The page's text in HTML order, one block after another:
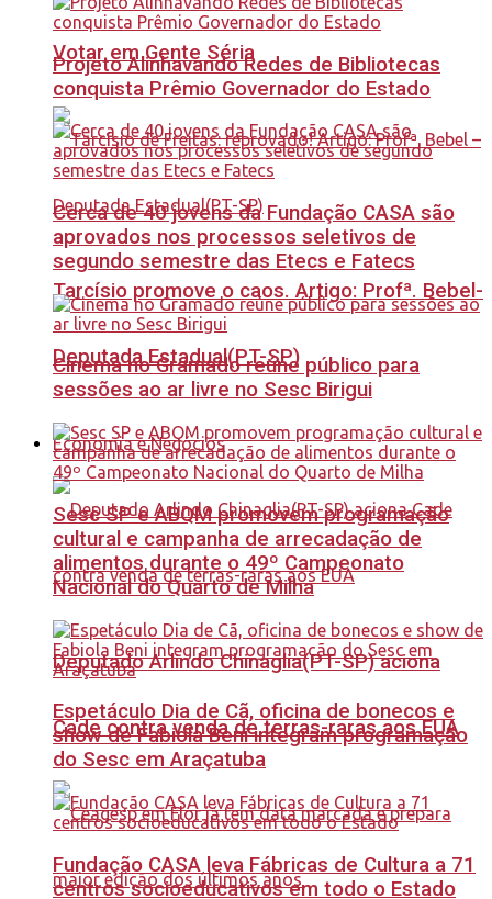
Votar em Gente Séria
Tarcísio promove o caos. Artigo: Profª. Bebel-
Deputada Estadual(PT-SP)
Economia e Negócios
Deputado Arlindo Chinaglia(PT-SP) aciona
Cade contra venda de terras-raras aos EUA
Projeto Alinhavando Redes de Bibliotecas
conquista Prêmio Governador do Estado
Cerca de 40 jovens da Fundação CASA são
aprovados nos processos seletivos de
segundo semestre das Etecs e Fatecs
Cinema no Gramado reúne público para
sessões ao ar livre no Sesc Birigui
Sesc SP e ABQM promovem programação
cultural e campanha de arrecadação de
alimentos durante o 49º Campeonato
Nacional do Quarto de Milha
Espetáculo Dia de Cã, oficina de bonecos e
show de Fabiola Beni integram programação
do Sesc em Araçatuba
Fundação CASA leva Fábricas de Cultura a 71
centros socioeducativos em todo o Estado